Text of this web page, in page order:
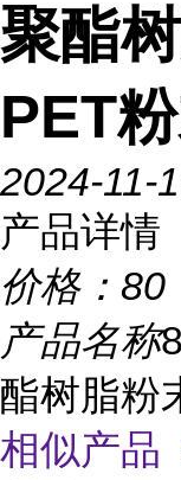
聚酯
PET
2024-11-
产品详情
价格： 80
产品名称
酯树脂粉
相似产品